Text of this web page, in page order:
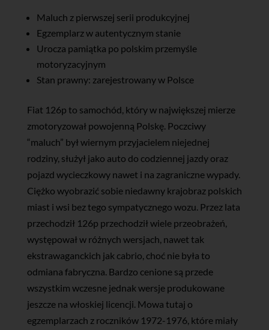
Maluch z pierwszej serii produkcyjnej
Egzemplarz w autentycznym stanie
Urocza pamiątka po polskim przemyśle
motoryzacyjnym
Stan prawny: zarejestrowany w Polsce
Fiat 126p to samochód, który w największej mierze
zmotoryzował powojenną Polskę. Poczciwy
“maluch” był wiernym przyjacielem niejednej
rodziny, służył jako auto do codziennej jazdy oraz
pojazd wycieczkowy nawet i na zagraniczne wypady.
Ciężko wyobrazić sobie niedawny krajobraz polskich
miast i wsi bez tego sympatycznego wozu. Przez lata
przechodził 126p przechodził wiele przeobrażeń,
występował w różnych wersjach, nawet tak
ekstrawaganckich jak cabrio, choć nie była to
odmiana fabryczna. Bardzo cenione są przede
wszystkim wczesne jednak wersje produkowane
jeszcze na włoskiej licencji. Mowa tutaj o
egzemplarzach z roczników 1972-1976, które miały